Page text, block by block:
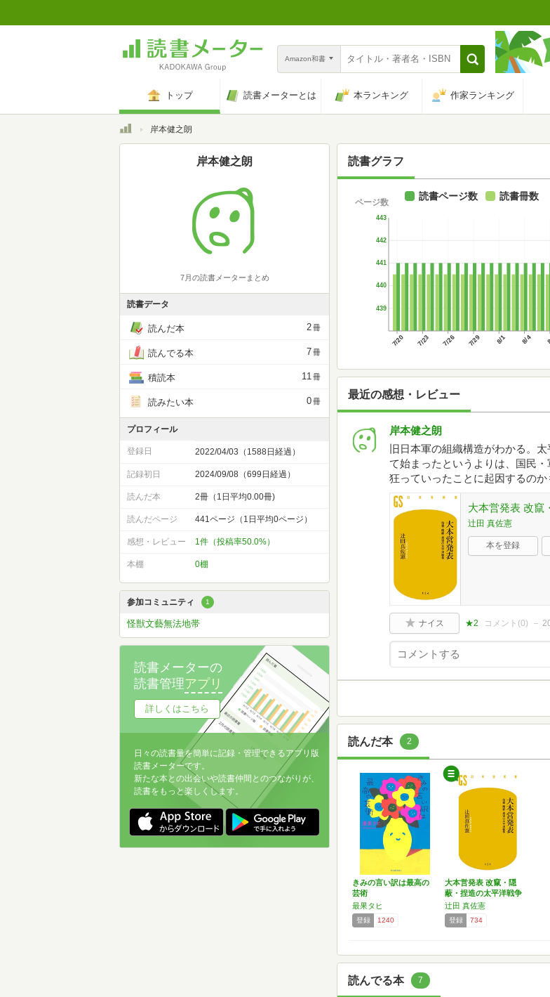
Amazon和書
トップ 読書メーターとは 本ランキング 作家ランキング
トップ岸本健之朗
読書グラフ
7/20 7/23 7/26 7/29 8/1 8/4
439
440
441
442
443
ページ数
読書ページ数 読書冊数
最近の感想・レビュー
岸本健之朗
旧日本軍の組織構造がわかる。
て始まったというよりは、国民
狂っていったことに起因するのか
大本営発表 改竄
辻田 真佐憲
本を登録
ナイス ★2 コメント(0)
読んだ本 2
きみの言い訳は最高の
芸術
最果タヒ
登録 1240
大本営発表 改竄・隠
蔽・捏造の太平洋戦争
(…
辻田 真佐憲
登録 734
読んでる本 7
岸本健之朗
7月の読書メーターまとめ
読書データ
読んだ本 2冊
読んでる本 7冊
積読本 11冊
読みたい本 0冊
プロフィール
登録日 2022/04/03（1588日経過）
記録初日 2024/09/08（699日経過）
読んだ本 2冊（1日平均0.00冊)
読んだページ 441ページ（1日平均0ページ）
感想・レビュー 1件（投稿率50.0%）
本棚 0棚
参加コミュニティ 1
怪獣文藝無法地帯
読書メーターの
読書管理アプリ
詳しくはこちら
日々の読書量を簡単に記録・管理できるアプリ版
読書メーターです。
新たな本との出会いや読書仲間とのつながりが、
読書をもっと楽しくします。